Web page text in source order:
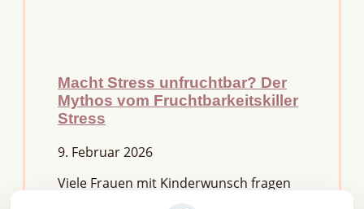
Macht Stress unfruchtbar? Der
Mythos vom Fruchtbarkeitskiller
Stress
9. Februar 2026
Viele Frauen mit Kinderwunsch fragen